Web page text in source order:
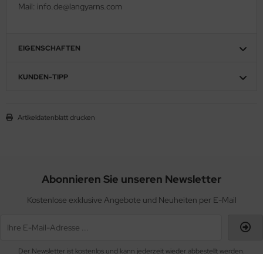
Mail: info.de@langyarns.com
EIGENSCHAFTEN
KUNDEN-TIPP
Artikeldatenblatt drucken
Abonnieren Sie unseren Newsletter
Kostenlose exklusive Angebote und Neuheiten per E-Mail
Der Newsletter ist kostenlos und kann jederzeit wieder abbestellt werden.